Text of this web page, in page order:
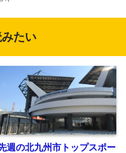
たい
週の北九州市トップスポー